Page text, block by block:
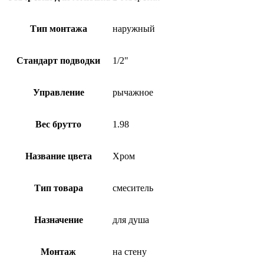
Тип монтажа наружный
Стандарт подводки 1/2"
Управление рычажное
Вес брутто 1.98
Название цвета Хром
Тип товара смеситель
Назначение для душа
Монтаж на стену